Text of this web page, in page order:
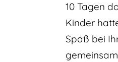
10 Tagen
Kinder
Spaß bei